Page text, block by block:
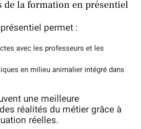
de la formation en présentiel
permet :
avec les professeurs et les
en milieu animalier intégré dans
une meilleure
réalités du métier grâce à
réelles.